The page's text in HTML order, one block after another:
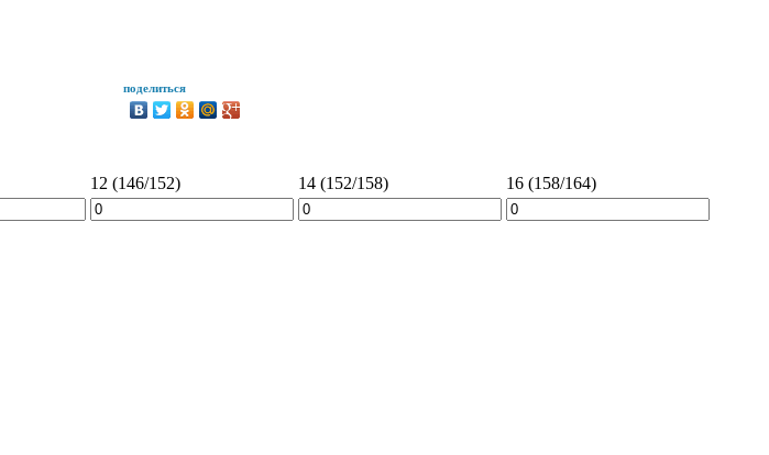
поделиться
12 (146/152) 14 (152/158)
16 (158/164)